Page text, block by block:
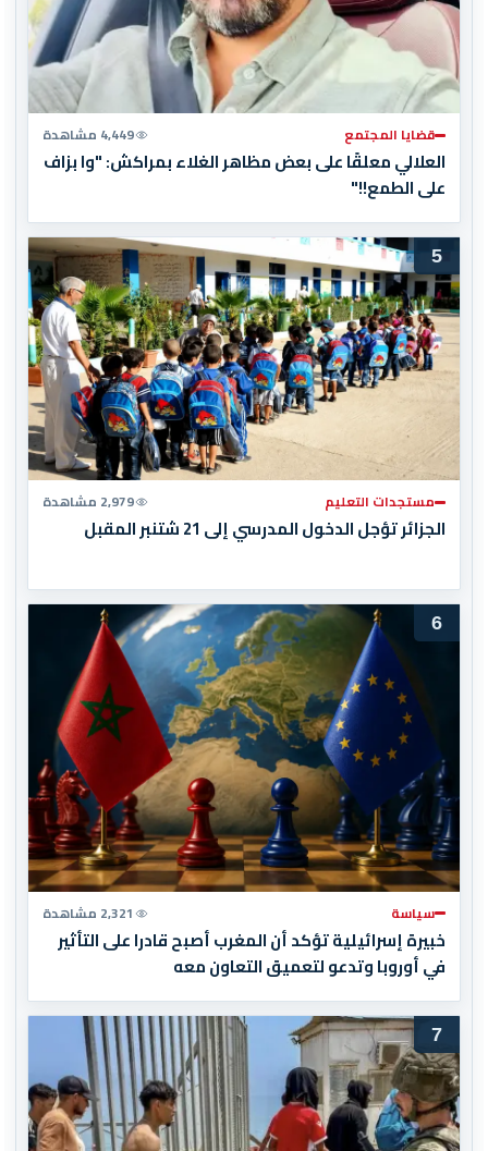
قضايا المجتمع 4,449 مشاهدة
العلالي معلقًا على بعض مظاهر الغلاء بمراكش: "وا بزاف
على الطمع!!"
5
مستجدات التعليم 2,979 مشاهدة
الجزائر تؤجل الدخول المدرسي إلى 21 شتنبر المقبل
6
سياسة 2,321 مشاهدة
خبيرة إسرائيلية تؤكد أن المغرب أصبح قادرا على التأثير
في أوروبا وتدعو لتعميق التعاون معه
7